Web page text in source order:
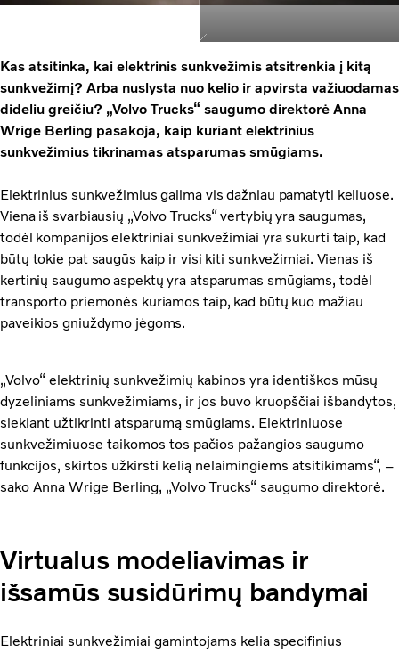
Kas atsitinka, kai elektrinis sunkvežimis atsitrenkia į kitą
sunkvežimį? Arba nuslysta nuo kelio ir apvirsta važiuodamas
dideliu greičiu? „Volvo Trucks“ saugumo direktorė Anna
Wrige Berling pasakoja, kaip kuriant elektrinius
sunkvežimius tikrinamas atsparumas smūgiams.
Elektrinius sunkvežimius galima vis dažniau pamatyti keliuose.
Viena iš svarbiausių „Volvo Trucks“ vertybių yra saugumas,
todėl kompanijos elektriniai sunkvežimiai yra sukurti taip, kad
būtų tokie pat saugūs kaip ir visi kiti sunkvežimiai. Vienas iš
kertinių saugumo aspektų yra atsparumas smūgiams, todėl
transporto priemonės kuriamos taip, kad būtų kuo mažiau
paveikios gniuždymo jėgoms.
„Volvo“ elektrinių sunkvežimių kabinos yra identiškos mūsų
dyzeliniams sunkvežimiams, ir jos buvo kruopščiai išbandytos,
siekiant užtikrinti atsparumą smūgiams. Elektriniuose
sunkvežimiuose taikomos tos pačios pažangios saugumo
funkcijos, skirtos užkirsti kelią nelaimingiems atsitikimams“, –
sako Anna Wrige Berling, „Volvo Trucks“ saugumo direktorė.
Virtualus modeliavimas ir
išsamūs susidūrimų bandymai
Elektriniai sunkvežimiai gamintojams kelia specifinius